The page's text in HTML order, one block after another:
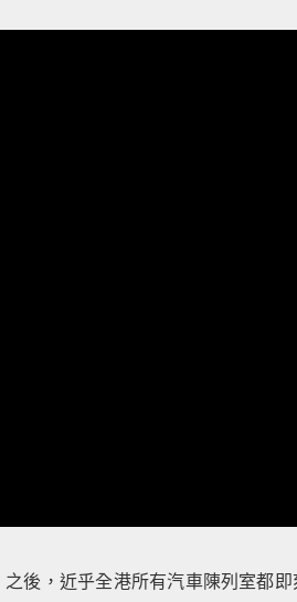
後，近乎全港所有汽車陳列室都即